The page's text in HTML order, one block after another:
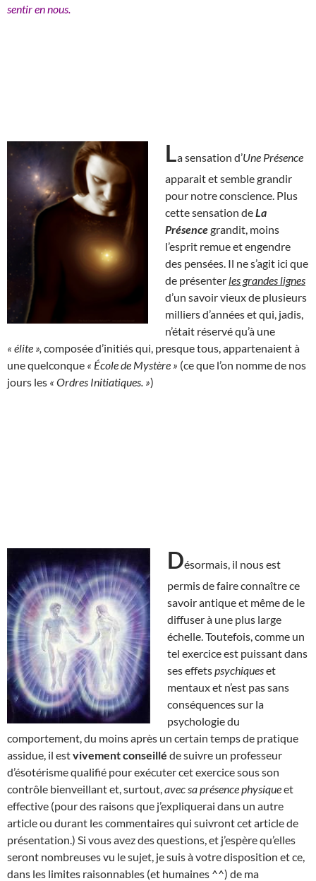
sentir en nous.
La sensation d’Une Présence
apparait et semble grandir
pour notre conscience. Plus
cette sensation deLa
Présencegrandit, moins
l’esprit remue et engendre
des pensées. Il ne s’agit ici que
de présenter les grandes lignes
d’un savoir vieux de plusieurs
milliers d’années et qui, jadis,
n’était réservé qu’à une
« élite », composée d’initiés qui, presque tous, appartenaient à
une quelconque « École de Mystère » (ce que l’on nomme de nos
jours les « Ordres Initiatiques. »)
Désormais, il nous est
permis de faire connaître ce
savoir antique et même de le
diffuser à une plus large
échelle. Toutefois, comme un
tel exercice est puissant dans
ses effetspsychiqueset
mentaux et n’est pas sans
conséquences sur la
psychologie du
comportement, du moins après un certain temps de pratique
assidue, il estvivement conseillé de suivre un professeur
d’ésotérisme qualifié pour exécuter cet exercice sous son
contrôle bienveillant et, surtout, avec sa présence physiqueet
effective (pour des raisons que j’expliquerai dans un autre
article ou durant les commentaires qui suivront cet article de
présentation.) Si vous avez des questions, et j’espère qu’elles
seront nombreuses vu le sujet, je suis à votre disposition et ce,
dans les limites raisonnables (et humaines ^^) de ma